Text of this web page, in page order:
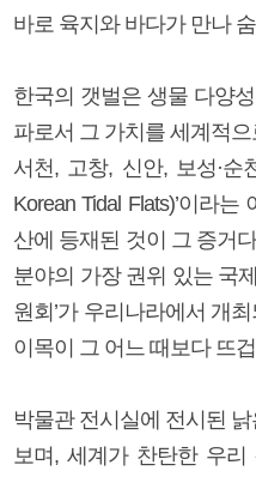
바로 육지와 바다가 만나
한국의 갯벌은 생물 다양
파로서 그 가치를 세계적
서천, 고창, 신안, 보성·순
Korean Tidal Flats)’이라
산에 등재된 것이 그 증거
분야의 가장 권위 있는 국
원회’가 우리나라에서 개
이목이 그 어느 때보다 뜨
박물관 전시실에 전시된 낡
보며, 세계가 찬탄한 우